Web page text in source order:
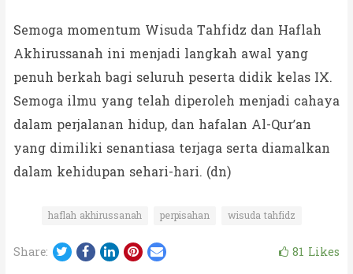
Semoga momentum Wisuda Tahfidz dan Haflah
Akhirussanah ini menjadi langkah awal yang
penuh berkah bagi seluruh peserta didik kelas IX.
Semoga ilmu yang telah diperoleh menjadi cahaya
dalam perjalanan hidup, dan hafalan Al-Qur’an
yang dimiliki senantiasa terjaga serta diamalkan
dalam kehidupan sehari-hari. (dn)
haflah akhirussanah perpisahan wisuda tahfidz
Share: Twitter
Facebook
LinkedIn
Pinterest
Email 81 Likes